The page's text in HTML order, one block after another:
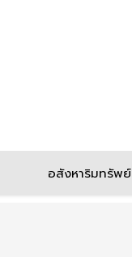
อสังหาริมทรัพย์